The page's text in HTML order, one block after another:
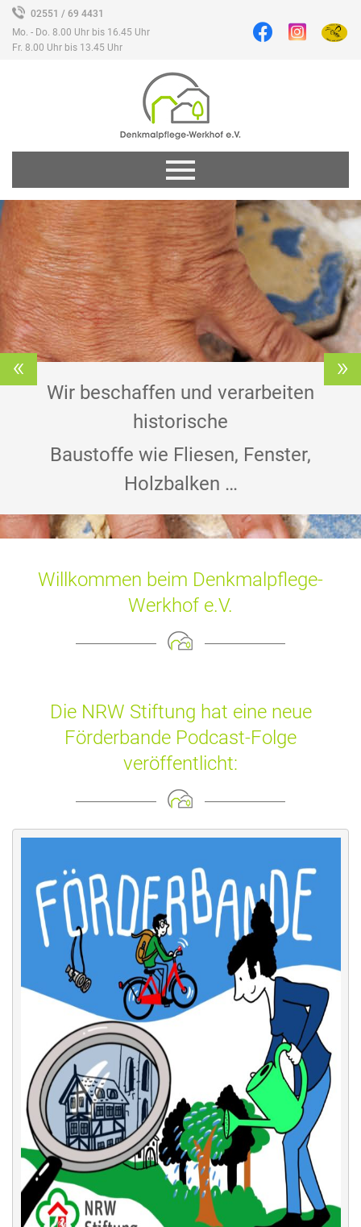
02551 / 69 4431
Mo. - Do. 8.00 Uhr bis 16.45 Uhr
Fr. 8.00 Uhr bis 13.45 Uhr
Wir beschaffen und verarbeiten
historische
Baustoffe wie Fliesen, Fenster,
Holzbalken …
« »
Willkommen beim Denkmalpflege-
Werkhof e.V.
Die NRW Stiftung hat eine neue
Förderbande Podcast-Folge
veröffentlicht: